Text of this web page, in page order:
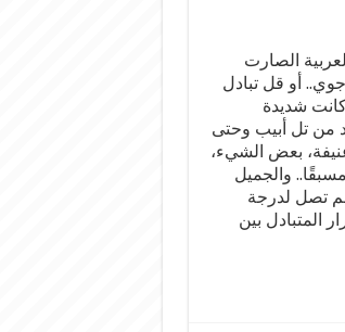
الصارت
أو قل تبادل
شديدة
من تل أبيب وحتى
بعض الشيء،
والجميل
لم تصل لدرجة
المتبادل بين